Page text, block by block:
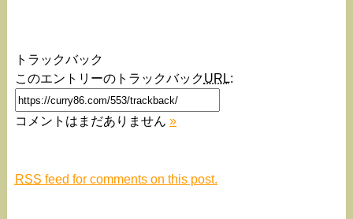
トラックバック
このエントリーのトラックバックURL:
コメントはまだありません »
RSS feed for comments on this post.